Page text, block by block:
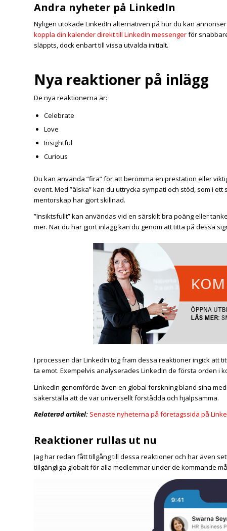
Andra nyheter på LinkedIn
Nyligen utökade LinkedIn alternativen på hur du kan
koppla din kalender direkt till LinkedIn messengerför
släppts, dock enbart till vissa utvalda initialt.
Nya reaktioner på inlägg
De nya reaktionerna är:
Celebrate
Love
Insightful
Curious
Du kan använda ”fira” för att berömma en prestation eller
event. Med ”älska” kan du uttrycka sympati och stöd, som i
mentorskap har gjort skillnad.
”Insiktsfullt” kan användas vid en särskilt bra poäng eller
mer. När du har gjort inlägg kan du genom att titta på dessa
I processen där LinkedIn tog fram dessa reaktioner ingick att
ta emot. Exempelvis analyserades LinkedIn de första orden i
LinkedIn genomförde även en global forskning bland sina
säkerställa att de var universellt förstådda och hjälpsamma.
Relaterad artikel: Senaste nyheterna på företagssida på
Reaktioner rullas ut nu
Jag har redan fått tillgång till dessa reaktioner och har även
tillgängliga globalt för alla medlemmar under de kommande